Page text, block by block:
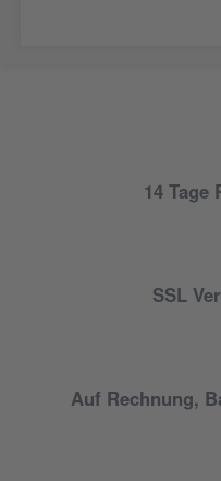
14 Tage
SSL
Auf Rechnung,